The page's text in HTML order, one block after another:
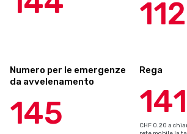
112
Numero per le emergenze
da avvelenamento
145
Rega
CHF 0.20 a